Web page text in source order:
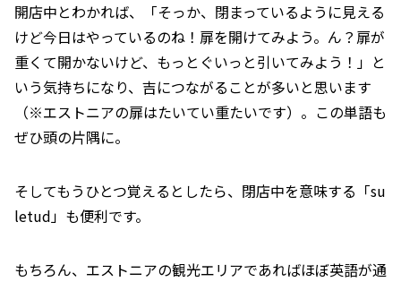
開店中とわかれば、「そっか、閉まっているように見える
けど今日はやっているのね！扉を開けてみよう。ん？扉が
重くて開かないけど、もっとぐいっと引いてみよう！」と
いう気持ちになり、吉につながることが多いと思います
（※エストニアの扉はたいてい重たいです）。この単語も
ぜひ頭の片隅に。
そしてもうひとつ覚えるとしたら、閉店中を意味する「su
letud」も便利です。
もちろん、エストニアの観光エリアであればほぼ英語が通